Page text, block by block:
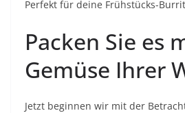
Perfekt für deine Frühstücks-
Packen Sie es
Gemüse Ihrer
Jetzt beginnen wir mit der